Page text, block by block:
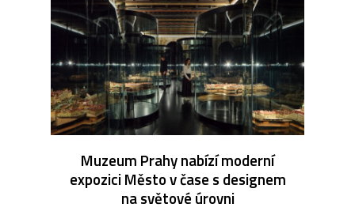
Muzeum Prahy nabízí moderní
expozici Město v čase s designem
na světové úrovni